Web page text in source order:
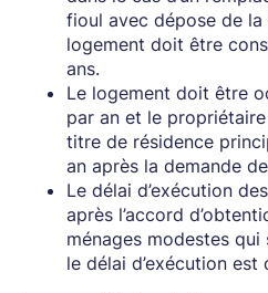
fioul avec dépose de
logement doit être
ans.
Le logement doit être
par an et le propriétaire
titre de résidence
an après la demande
Le délai d’exécution
après l’accord
ménages modestes
le délai d’exécution est